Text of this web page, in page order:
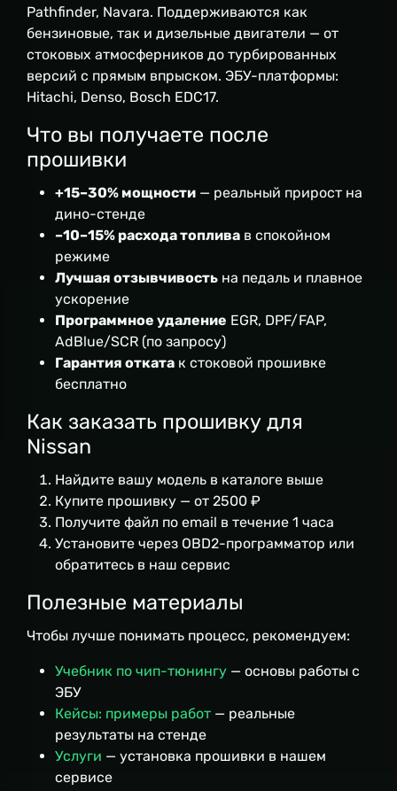
Pathfinder, Navara. Поддерживаются как
бензиновые, так и дизельные двигатели — от
стоковых атмосферников до турбированных
версий с прямым впрыском. ЭБУ-платформы:
Hitachi, Denso, Bosch EDC17.
Что вы получаете после
прошивки
+15–30% мощности — реальный прирост на
дино-стенде
–10–15% расхода топлива в спокойном
режиме
Лучшая отзывчивость на педаль и плавное
ускорение
Программное удаление EGR, DPF/FAP,
AdBlue/SCR (по запросу)
Гарантия отката к стоковой прошивке
бесплатно
Как заказать прошивку для
Nissan
Найдите вашу модель в каталоге выше
Купите прошивку — от 2500 ₽
Получите файл по email в течение 1 часа
Установите через OBD2-программатор или
обратитесь в наш сервис
Полезные материалы
Чтобы лучше понимать процесс, рекомендуем:
Учебник по чип-тюнингу — основы работы с
ЭБУ
Кейсы: примеры работ — реальные
результаты на стенде
Услуги — установка прошивки в нашем
сервисе